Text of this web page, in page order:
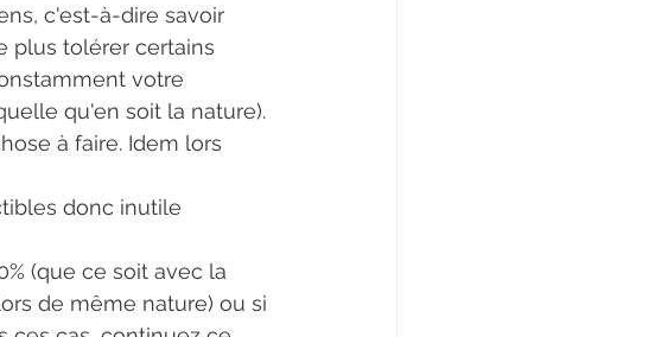
c'est-à-dire savoir
plus tolérer certains
votre
qu'en soit la nature).
à faire. Idem lors
donc inutile
(que ce soit avec la
de même nature) ou si